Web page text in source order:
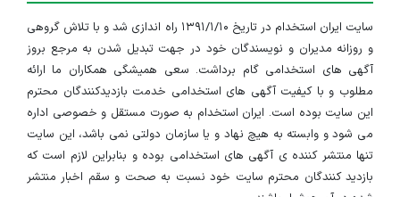
سایت ایران استخدام در تاریخ ۱۳۹۱/۱/۱۰ راه اندازی شد و با تلاش گروهی
و روزانه مدیران و نویسندگان خود در جهت تبدیل شدن به مرجع بروز
آگهی های استخدامی گام برداشت. سعی همیشگی همکاران ما ارائه
مطلوب و با کیفیت آگهی های استخدامی خدمت بازدیدکنندگان محترم
این سایت بوده است. ایران استخدام به صورت مستقل و خصوصی اداره
می شود و وابسته به هیچ نهاد و یا سازمان دولتی نمی باشد، این سایت
تنها منتشر کننده ی آگهی های استخدامی بوده و بنابراین لازم است که
بازدید کنندگان محترم سایت خود نسبت به صحت و سقم اخبار منتشر